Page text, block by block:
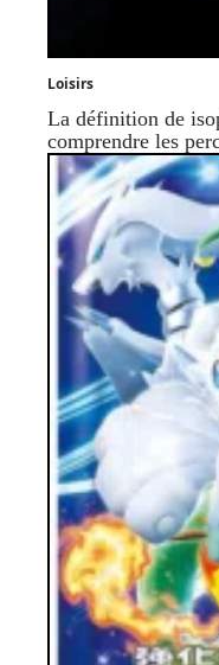
Loisirs
La définition de
comprendre les